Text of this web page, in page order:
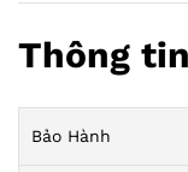
Thông
Bảo Hành